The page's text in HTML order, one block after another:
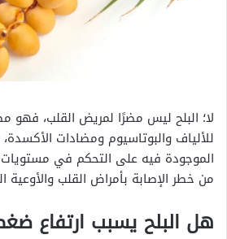
لا؛ البلح ليس مضرًا لمريض القلب، فهو
للألياف والبوتاسيوم ومضادات
الموجودة فيه على التحكم في مستويات
من خطر الإصابة بأمراض القلب والأوعية
هل البلح يسبب ارتفاع